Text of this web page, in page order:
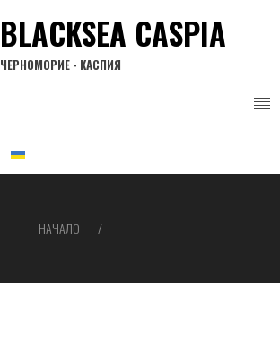
BLACKSEA CASPIA
ЧЕРНОМОРИЕ - КАСПИЯ
НАЧАЛО